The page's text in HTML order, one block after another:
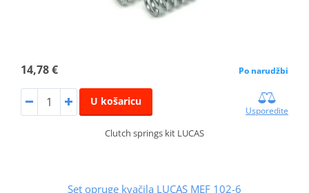
14,78 € Po narudžbi
U košaricu
Usporedite
Clutch springs kit LUCAS
Set opruge kvačila LUCAS MEF 102-6